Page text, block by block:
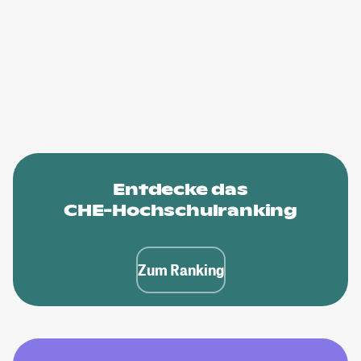
Entdecke das
CHE-Hochschulranking
Zum Ranking